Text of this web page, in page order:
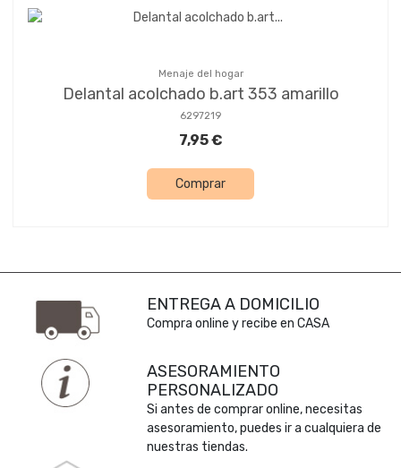
Menaje del hogar
Delantal acolchado b.art 353 amarillo
6297219
7,95 €
Comprar
ENTREGA A DOMICILIO
Compra online y recibe en CASA
ASESORAMIENTO
PERSONALIZADO
Si antes de comprar online, necesitas
asesoramiento, puedes ir a cualquiera de
nuestras tiendas.